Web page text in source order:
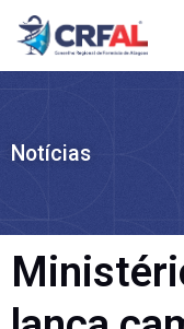
Ir
para
Notícias